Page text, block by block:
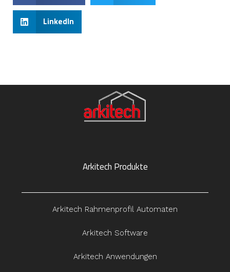
LinkedIn
Arkitech Produkte
Arkitech Rahmenprofil Automaten
Arkitech Software
Arkitech Anwendungen